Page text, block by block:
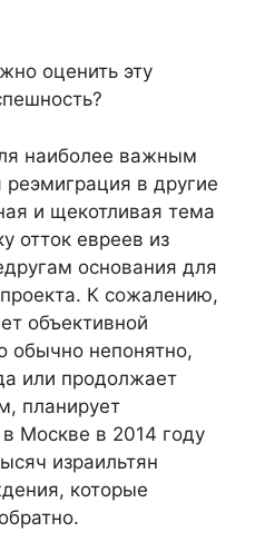
оценить эту
наиболее важным
реэмиграция в другие
и щекотливая тема
отток евреев из
основания для
проекта. К сожалению,
объективной
обычно непонятно,
или продолжает
планирует
Москве в 2014 году
израильтян
которые